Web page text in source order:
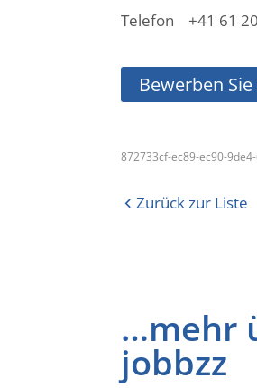
Telefon +41 61
Bewerben Sie
872733cf-ec89-ec90-
Zurück zur Liste
…mehr
jobbzz